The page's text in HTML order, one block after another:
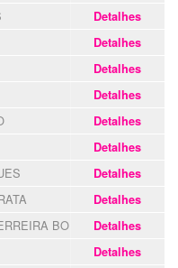
Detalhes
Detalhes
Detalhes
Detalhes
Detalhes
Detalhes
Detalhes
Detalhes
BORRALHODetalhes
Detalhes